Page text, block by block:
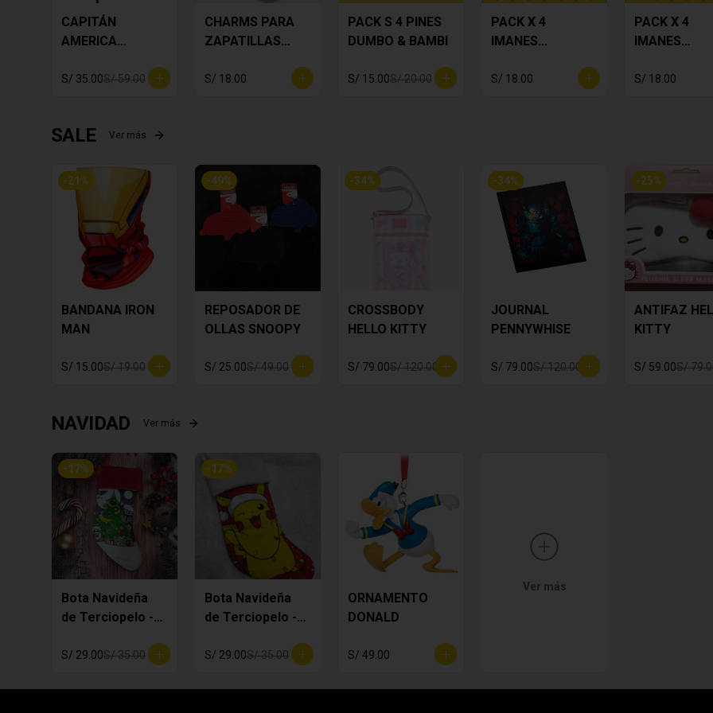
CAPITÁN
AMERICA
S/ 35.00S/ 59.00
CHARMS PARA
ZAPATILLAS
6
S/ 18.00
PACK S 4 PINES
DUMBO & BAMBI
S/ 15.00S/ 20.00
PACK X 4
IMANES
S/ 18.00
PACK X 4
IMANES
S/ 18.00
SALE Ver más
-21 %
BANDANA IRON
MAN
S/ 15.00S/ 19.00
-49%
REPOSADOR DE
OLLAS SNOOPY
S/ 25.00S/ 49.00
-34%
CROSSBODY
HELLO KITTY
S/ 79.00S/ 120.00
-34%
JOURNAL
PENNYWHISE
S/ 79.00S/ 120.00
-25%
ANTIFAZ
KITTY
S/ 59.00S/
NAVIDAD Ver más
-17%
Bota Navideña
de Terciopelo -
S/ 29.00S/ 35.00
-17%
Bota Navideña
de Terciopelo -
S/ 29.00S/ 35.00
ORNAMENTO
DONALD
S/ 49.00
Ver más